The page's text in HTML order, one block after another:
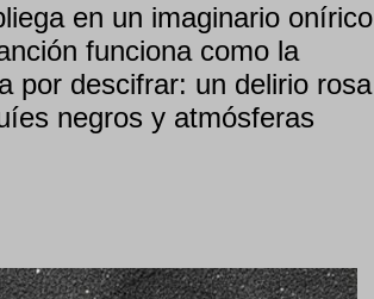
en un imaginario onírico
funciona como la
por descifrar: un delirio rosa
negros y atmósferas